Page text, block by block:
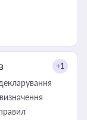
+1